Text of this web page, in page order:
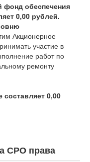
фонд обеспечения
0,00 рублей.
Акционерное
участие в
работ по
ремонту
0,00
СРО права